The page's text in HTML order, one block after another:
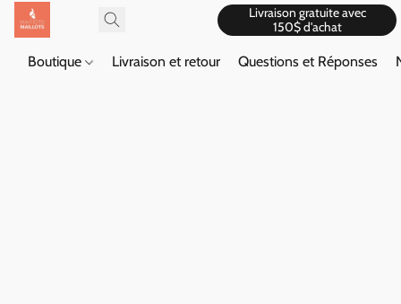
Livraison gratuite avec
150$ d'achat
Boutique Livraison et retour Questions et Réponses